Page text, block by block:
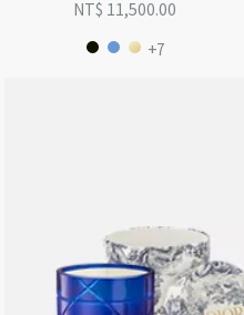
NT$ 11,500.00
+7